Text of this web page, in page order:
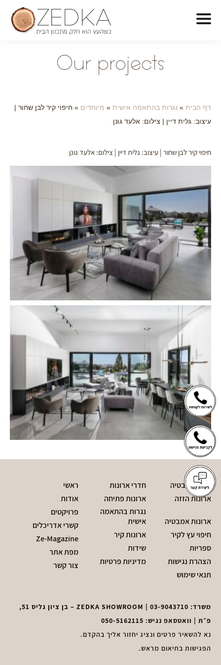
Our projects
דף הבית » נגרות בהתאמה אישית » מיוחדים » חיפוי קיר לבן שחור |
עיצוב: גלית דיין | צילום: אלעד גונן
חיפוי קיר לבן שחור | עיצוב: גלית דיין | צילום: אלעד גונן
חדרי אמבטיה
חדרי ארונות
ארונות הזזה
ארונות פתיחה
ארונות אמבטיה
נגרות בהתאמה
אישית
חיפוי עץ לקיר
ארונות קיר
ספריות
שידות
הצהרת נגישות
מדיניות פרטיות
תנאי שימוש
ראשי
אודות
פרויקטים
קשרי אדריכלים
Ze-Magazine
מפת אתר
צור קשר
משרד: 03-9043710
| ZEDKA SHOWROOM – בן ציון גליס 51,
פ״ת | וואטסאפ נגיש: 050-5162115
נא להשאיר פרטים ונציג יחזור אליך בהקדם.
הפגישות בתיאום מראש.